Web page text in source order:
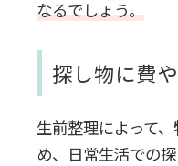
なるでしょう。
探し物に費
生前整理によって、
め、日常生活での